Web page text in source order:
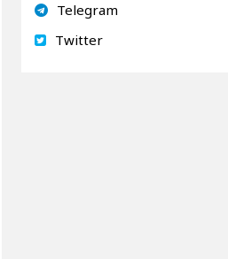
Telegram
Twitter